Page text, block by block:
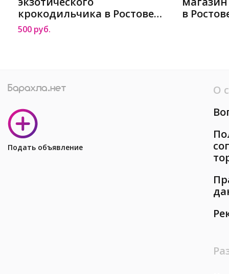
крокодильчика в Ростове-
на-Дону
500 руб.
в
Подать объявление
О